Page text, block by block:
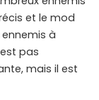
et le mod
à
pas
mais il est